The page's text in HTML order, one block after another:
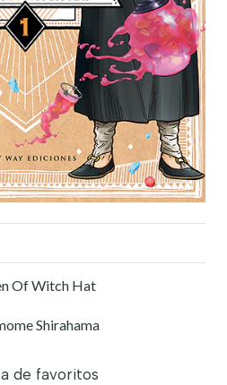
Of Witch Hat
Shirahama
de favoritos